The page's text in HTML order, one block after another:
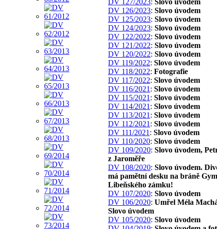
DV 126/2023: Slovo úvodem
DV 125/2023: Slovo úvodem
DV 124/2023: Slovo úvodem
DV 122/2022: Slovo úvodem
DV 121/2022: Slovo úvodem
DV 120/2022: Slovo úvodem
DV 119/2022: Slovo úvodem
DV 118/2022: Fotografie
DV 117/2022: Slovo úvodem
DV 116/2021 : Slovo úvodem
DV 115/2021 : Slovo úvodem
DV 114/2021 : Slovo úvodem
DV 113/2021 : Slovo úvodem
DV 112/2021 : Slovo úvodem
DV 111/2021 : Slovo úvodem
DV 110/2020: Slovo úvodem
DV 109/2020: Slovo úvodem,
z Jaroměře
DV 108/2020: Slovo úvodem.
má pamětní desku na bráně
Libeňského zámku!
DV 107/2020: Slovo úvodem
DV 106/2020: Umřel Méla
Slovo úvodem
DV 105/2020: Slovo úvodem